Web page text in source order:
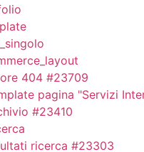
404 #23709
pagina "Servizi
#23410
ricerca #23303